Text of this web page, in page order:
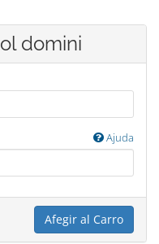
domini
Ajuda
Afegir al Carro